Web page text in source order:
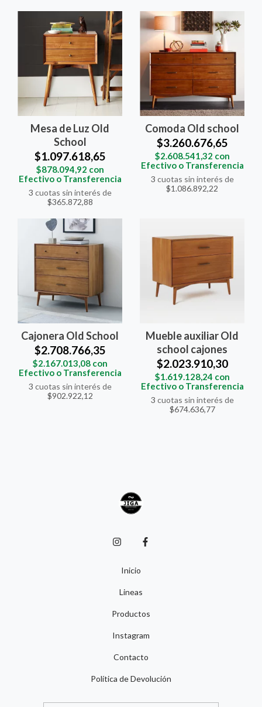
Mesa de Luz Old
School
$1.097.618,65
$878.094,92 con
Efectivo o Transferencia
3 cuotas sin interés de
$365.872,88
Comoda Old school
$3.260.676,65
$2.608.541,32 con
Efectivo o Transferencia
3 cuotas sin interés de
$1.086.892,22
Cajonera Old School
$2.708.766,35
$2.167.013,08 con
Efectivo o Transferencia
3 cuotas sin interés de
$902.922,12
Mueble auxiliar Old
school cajones
$2.023.910,30
$1.619.128,24 con
Efectivo o Transferencia
3 cuotas sin interés de
$674.636,77
Inicio
Lineas
Productos
Instagram
Contacto
Política de Devolución